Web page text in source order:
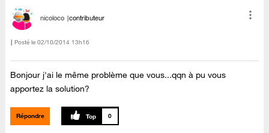
nicoloco contributeur
Posté le ‎02/10/2014 13h16
Bonjour j'ai le même problème que vous...qqn à pu vous
apportez la solution?
Répondre 0